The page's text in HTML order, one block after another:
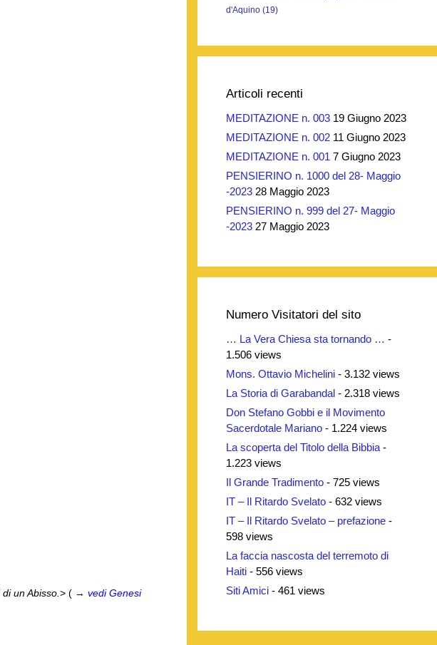
un Abisso. > ( → vedi Genesi
d'Aquino (19)
Articoli recenti
MEDITAZIONE n. 003 19 Giugno 2023
MEDITAZIONE n. 002 11 Giugno 2023
MEDITAZIONE n. 001 7 Giugno 2023
PENSIERINO n. 1000 del 28- Maggio
-2023 28 Maggio 2023
PENSIERINO n. 999 del 27- Maggio
-2023 27 Maggio 2023
Numero Visitatori del sito
… La Vera Chiesa sta tornando … -
1.506 views
Mons. Ottavio Michelini - 3.132 views
La Storia di Garabandal - 2.318 views
Don Stefano Gobbi e il Movimento
Sacerdotale Mariano - 1.224 views
La scoperta del Titolo della Bibbia -
1.223 views
Il Grande Tradimento - 725 views
IT – Il Ritardo Svelato - 632 views
IT – Il Ritardo Svelato – prefazione -
598 views
La faccia nascosta del terremoto di
Haiti - 556 views
Siti Amici - 461 views